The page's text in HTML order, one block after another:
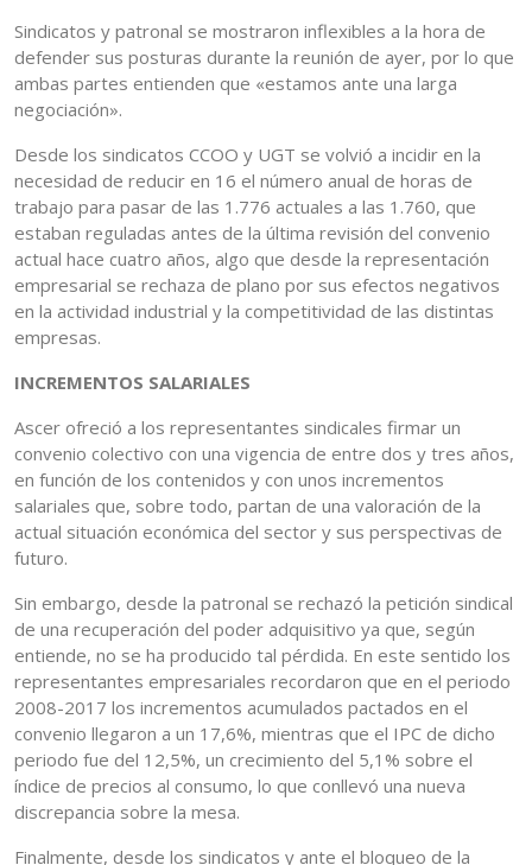
Sindicatos y patronal se mostraron inflexibles a la hora de
defender sus posturas durante la reunión de ayer, por lo que
ambas partes entienden que «estamos ante una larga
negociación».
Desde los sindicatos CCOO y UGT se volvió a incidir en la
necesidad de reducir en 16 el número anual de horas de
trabajo para pasar de las 1.776 actuales a las 1.760, que
estaban reguladas antes de la última revisión del convenio
actual hace cuatro años, algo que desde la representación
empresarial se rechaza de plano por sus efectos negativos
en la actividad industrial y la competitividad de las distintas
empresas.
INCREMENTOS SALARIALES
Ascer ofreció a los representantes sindicales firmar un
convenio colectivo con una vigencia de entre dos y tres años,
en función de los contenidos y con unos incrementos
salariales que, sobre todo, partan de una valoración de la
actual situación económica del sector y sus perspectivas de
futuro.
Sin embargo, desde la patronal se rechazó la petición sindical
de una recuperación del poder adquisitivo ya que, según
entiende, no se ha producido tal pérdida. En este sentido los
representantes empresariales recordaron que en el periodo
2008-2017 los incrementos acumulados pactados en el
convenio llegaron a un 17,6%, mientras que el IPC de dicho
periodo fue del 12,5%, un crecimiento del 5,1% sobre el
índice de precios al consumo, lo que conllevó una nueva
discrepancia sobre la mesa.
Finalmente, desde los sindicatos y ante el bloqueo de la